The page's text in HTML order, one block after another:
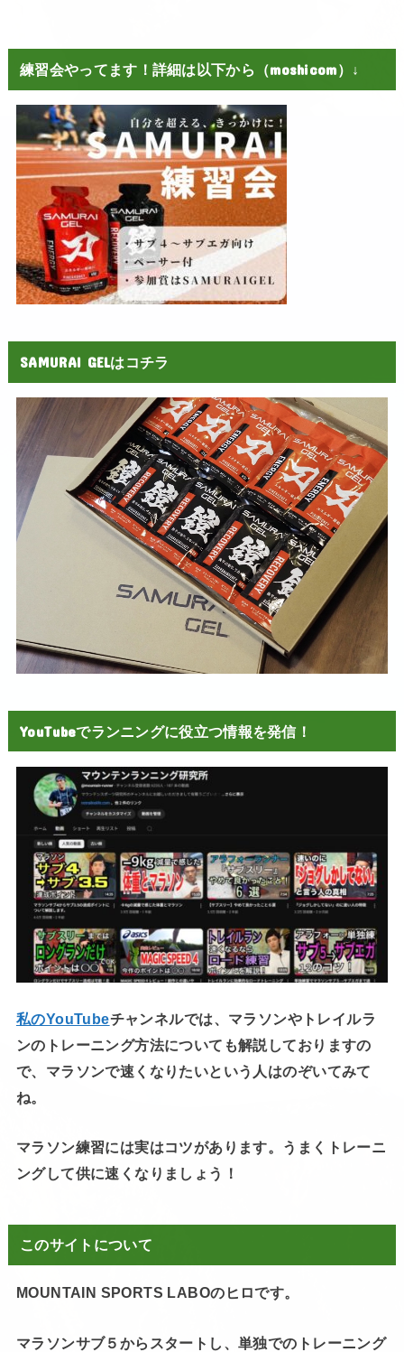
練習会やってます！詳細は以下から（moshicom）↓
SAMURAI GELはコチラ
YouTubeでランニングに役立つ情報を発信！
私のYouTubeチャンネルでは、マラソンやトレイルラ
ンのトレーニング方法についても解説しておりますの
で、マラソンで速くなりたいという人はのぞいてみて
ね。
マラソン練習には実はコツがあります。うまくトレーニ
ングして供に速くなりましょう！
このサイトについて
MOUNTAIN SPORTS LABOのヒロです。
マラソンサブ５からスタートし、単独でのトレーニング